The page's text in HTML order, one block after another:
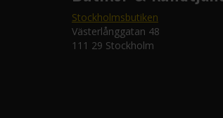
Stockholmsbutiken
Västerlånggatan 48
111 29 Stockholm